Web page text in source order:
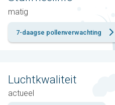
matig
7-daagse pollenverwachting
Luchtkwaliteit
actueel